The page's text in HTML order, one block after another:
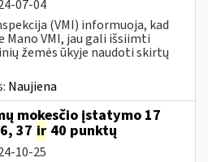
07-04
(VMI) informuoja, kad
VMI, jau gali išsiimti
žemės ūkyje naudoti skirtų
Naujiena
mokesčio įstatymo 17
37 ir 40 punktų
10-25